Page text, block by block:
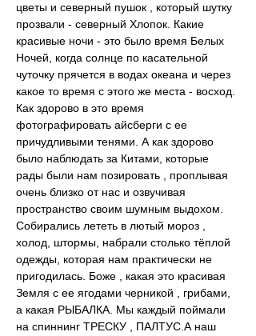
цветы и северный пушок , который шутку
прозвали - северный Хлопок. Какие
красивые ночи - это было время Белых
Ночей, когда солнце по касательной
чуточку прячется в водах океана и через
какое то время с этого же места - восход.
Как здорово в это время
фотографировать айсберги с ее
причудливыми тенями. А как здорово
было наблюдать за Китами, которые
рады были нам позировать , проплывая
очень близко от нас и озвучивая
пространство своим шумным выдохом.
Собирались лететь в лютый мороз ,
холод, штормы, набрали столько тёплой
одежды, которая нам практически не
пригодилась. Боже , какая это красивая
Земля с ее ягодами черникой , грибами,
а какая РЫБАЛКА. Мы каждый поймали
на спиннинг ТРЕСКУ , ПАЛТУС.А наш